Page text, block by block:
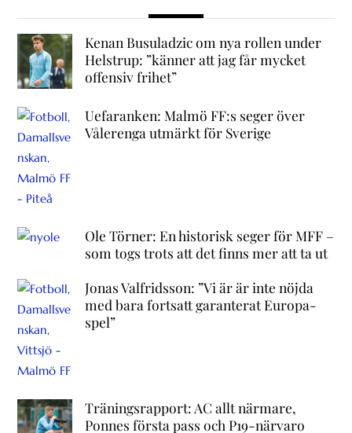
Kenan Busuladzic om nya rollen under
Helstrup: ”känner att jag får mycket
offensiv frihet”
Uefaranken: Malmö FF:s seger över
Vålerenga utmärkt för Sverige
Ole Törner: En historisk seger för MFF –
som togs trots att det finns mer att ta ut
Jonas Valfridsson: ”Vi är är inte nöjda
med bara fortsatt garanterat Europa-
spel”
Träningsrapport: AC allt närmare,
Ponnes första pass och P19-närvaro